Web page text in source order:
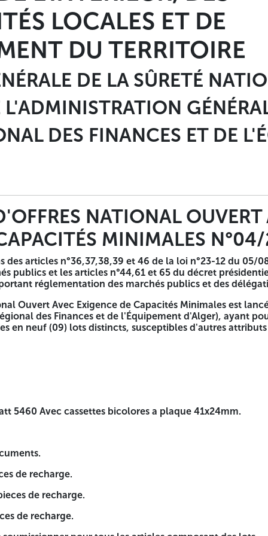
sont mises dans une autre enveloppe cachetée et
DES OFFRES APPEL D'OFFRES NATIONAL OUVERT
EN NEUF (09) LOTS La durée de préparation des offres
marchés de l'opérateur Public (BOMOP), la presse ou
sera prorogée jusqu'au jour ouvrable suivant. Le
DÉMOCRATIQUE ET
DES
NATIONALE
GÉNÉRALE
ET DE L'ÉQUIPEMENT
OUVERT AVEC
de la loi n°23-12 du 05/08/2023 fixant les règles
de bureau, réparties en neuf (09) lots distincts,
a plaque 41x24mm.
LOCALES ET DE
DU TERRITOIRE
DE LA SÛRETÉ
DES FINANCES ET DE
NATIONAL OUVERT
MINIMALES
des articles n°36,37,38,39 et 46 de la loi n°23-12 du 05/
publics et les articles n°44,61 et 65 du décret
réglementation des marchés publics et des
Ouvert Avec Exigence de Capacités Minimales est
des Finances et de l'Équipement d'Alger), ayant
en neuf (09) lots distincts, susceptibles d'autres
5460 Avec cassettes bicolores a plaque 41x24mm.
de recharge.
de recharge.
de recharge.